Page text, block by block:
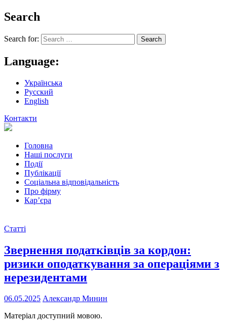
Search
Search for:
Language:
Українська
Русский
English
Контакти
Головна
Наші послуги
Події
Публікації
Соціальна відповідальність
Про фiрму
Кар’єра
Статті
Звернення податківців за кордон:
ризики оподаткування за операціями з
нерезидентами
06.05.2025 Александр Минин
Матеріал доступний мовою.